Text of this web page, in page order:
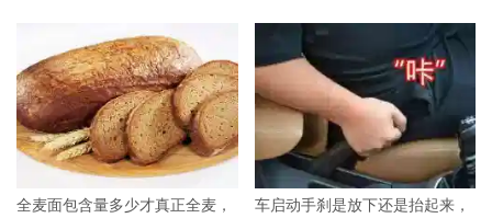
全麦面包含量多少才真正全麦，
车启动手刹是放下还是抬起来，